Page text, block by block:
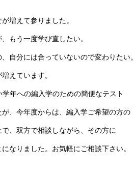
増えて参りました。
もう一度学び直したい。
自分には合っていないので変わりたい。
えています。
年への編入学のための簡便なテスト
、今年度からは、編入学ご希望の方の
、双方で相談しながら、その方に
なりました。お気軽にご相談下さい。